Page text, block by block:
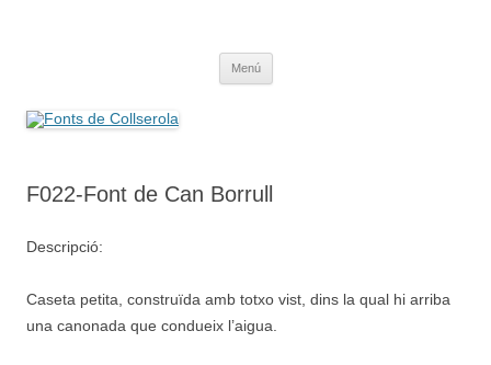
Menú
F022-Font de Can Borrull
Descripció:
Caseta petita, construïda amb totxo vist, dins la qual hi arriba
una canonada que condueix l’aigua.